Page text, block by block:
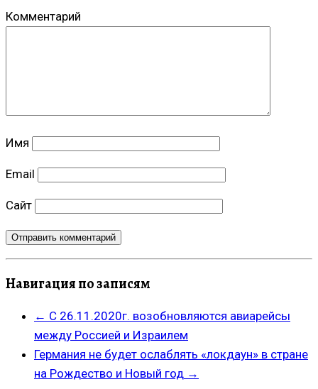
Комментарий
Имя
Email
Сайт
Навигация по записям
← С 26.11.2020г. возобновляются авиарейсы
между Россией и Израилем
Германия не будет ослаблять «локдаун» в стране
на Рождество и Новый год →